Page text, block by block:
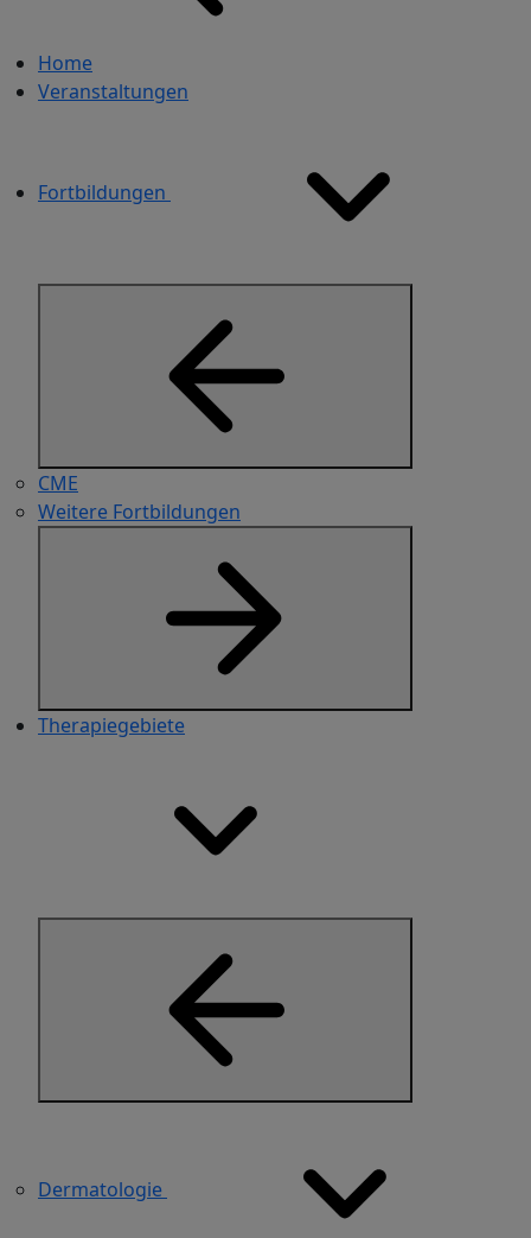
Home
Veranstaltungen
Fortbildungen
CME
Weitere Fortbildungen
Therapiegebiete
Dermatologie